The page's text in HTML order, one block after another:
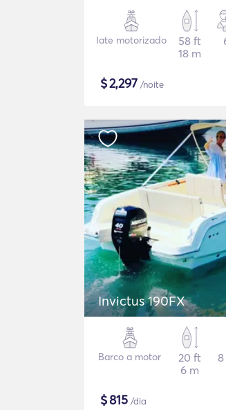
Iate motorizado
58 ft
18 m
$2,297 /noite
Invictus 190FX
Barco a motor
20 ft
6 m
$815 /dia